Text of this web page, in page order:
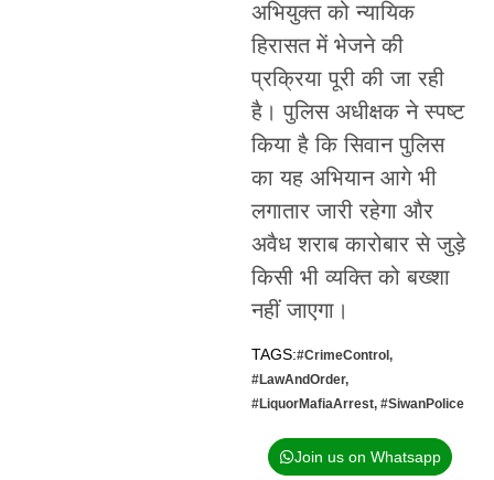
अभियुक्त को न्यायिक
हिरासत में भेजने की
प्रक्रिया पूरी की जा रही
है। पुलिस अधीक्षक ने स्पष्ट
किया है कि सिवान पुलिस
का यह अभियान आगे भी
लगातार जारी रहेगा और
अवैध शराब कारोबार से जुड़े
किसी भी व्यक्ति को बख्शा
नहीं जाएगा।
TAGS:#CrimeControl ,
#LawAndOrder,
#LiquorMafiaArrest, #SiwanPolice
Join us on Whatsapp